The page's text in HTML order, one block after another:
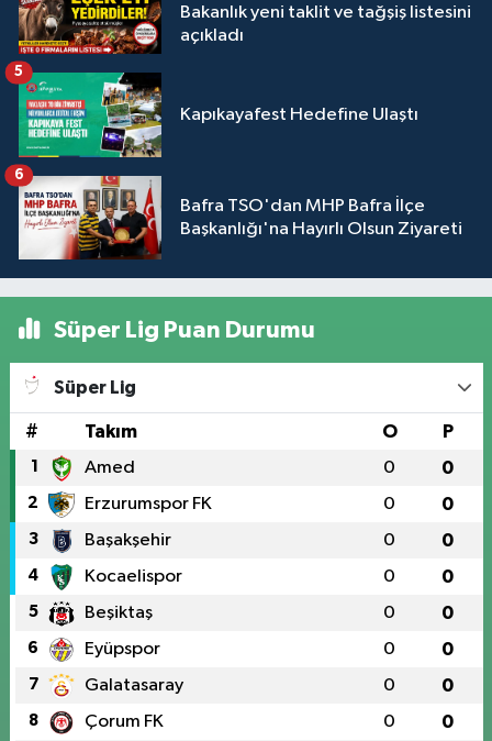
Bakanlık yeni taklit ve tağşiş listesini
açıkladı
Kapıkayafest Hedefine Ulaştı
5
Bafra TSO'dan MHP Bafra İlçe
Başkanlığı'na Hayırlı Olsun Ziyareti
6
Süper Lig Puan Durumu
Süper Lig
# Takım O P
1 Amed 0 0
2 Erzurumspor FK 0 0
3 Başakşehir 0 0
4 Kocaelispor 0 0
5 Beşiktaş 0 0
6 Eyüpspor 0 0
7 Galatasaray 0 0
8 Çorum FK 0 0